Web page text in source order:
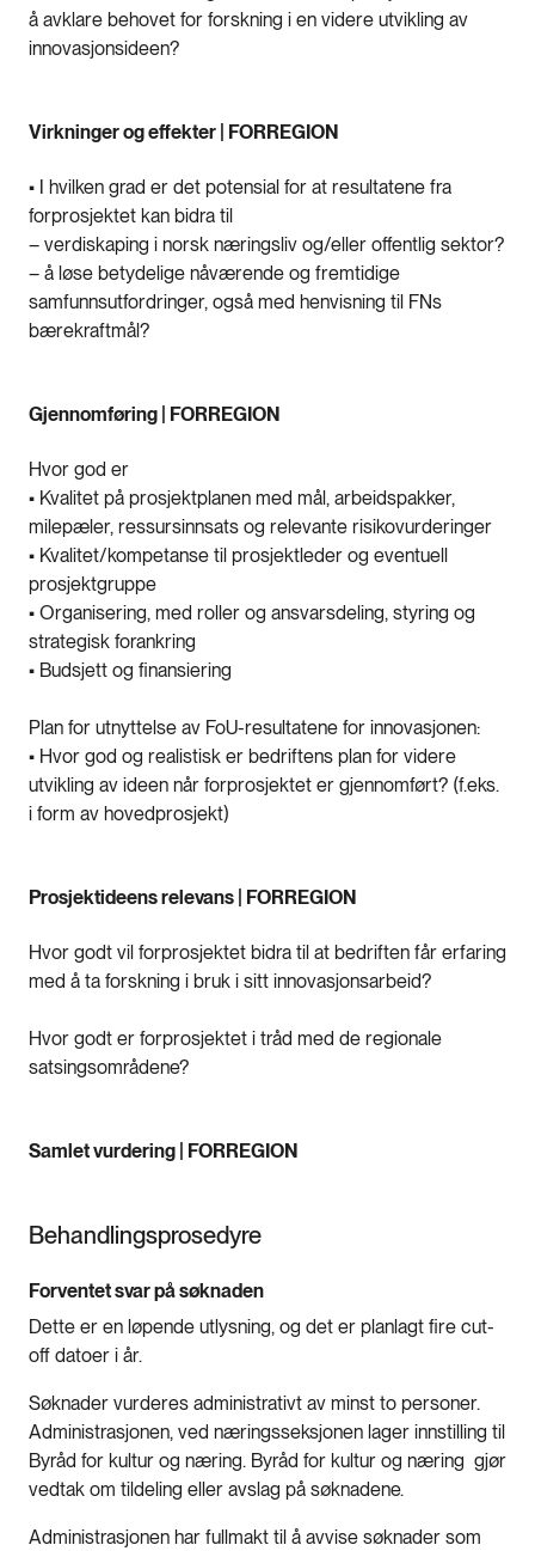
å avklare behovet for forskning i en videre utvikling av
innovasjonsideen?
Virkninger og effekter | FORREGION
• I hvilken grad er det potensial for at resultatene fra
forprosjektet kan bidra til
– verdiskaping i norsk næringsliv og/eller offentlig sektor?
– å løse betydelige nåværende og fremtidige
samfunnsutfordringer, også med henvisning til FNs
bærekraftmål?
Gjennomføring | FORREGION
Hvor god er
• Kvalitet på prosjektplanen med mål, arbeidspakker,
milepæler, ressursinnsats og relevante risikovurderinger
• Kvalitet/kompetanse til prosjektleder og eventuell
prosjektgruppe
• Organisering, med roller og ansvarsdeling, styring og
strategisk forankring
• Budsjett og finansiering
Plan for utnyttelse av FoU-resultatene for innovasjonen:
• Hvor god og realistisk er bedriftens plan for videre
utvikling av ideen når forprosjektet er gjennomført? (f.eks.
i form av hovedprosjekt)
Prosjektideens relevans | FORREGION
Hvor godt vil forprosjektet bidra til at bedriften får erfaring
med å ta forskning i bruk i sitt innovasjonsarbeid?
Hvor godt er forprosjektet i tråd med de regionale
satsingsområdene?
Samlet vurdering | FORREGION
Behandlingsprosedyre
Forventet svar på søknaden
Dette er en løpende utlysning, og det er planlagt fire cut-
off datoer i år.
Søknader vurderes administrativt av minst to personer.
Administrasjonen, ved næringsseksjonen lager innstilling til
Byråd for kultur og næring. Byråd for kultur og næring gjør
vedtak om tildeling eller avslag på søknadene.
Administrasjonen har fullmakt til å avvise søknader som